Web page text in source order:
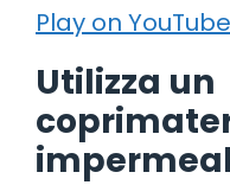
Play on YouTube
Utilizza un